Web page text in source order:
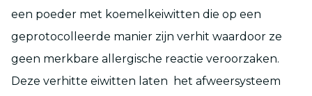
een poeder met koemelkeiwitten die op een
geprotocolleerde manier zijn verhit waardoor ze
geen merkbare allergische reactie veroorzaken.
Deze verhitte eiwitten laten het afweersysteem